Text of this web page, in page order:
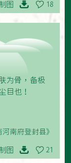
图 18
为骨，备极
目也！
南府登封县》
图 21